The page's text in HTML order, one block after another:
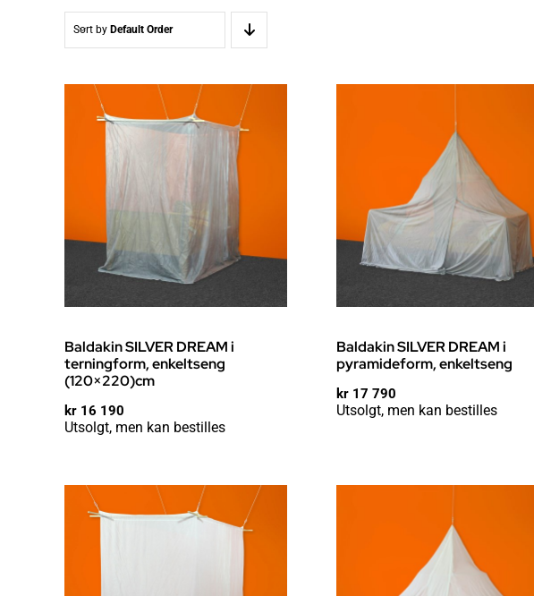
Sort by Default Order
Baldakin SILVER DREAM i
terningform, enkeltseng
(120×220)cm
kr 16 190
Utsolgt, men kan bestilles
Baldakin SILVER DREAM i
pyramideform, enkeltseng
kr 17 790
Utsolgt, men kan bestilles